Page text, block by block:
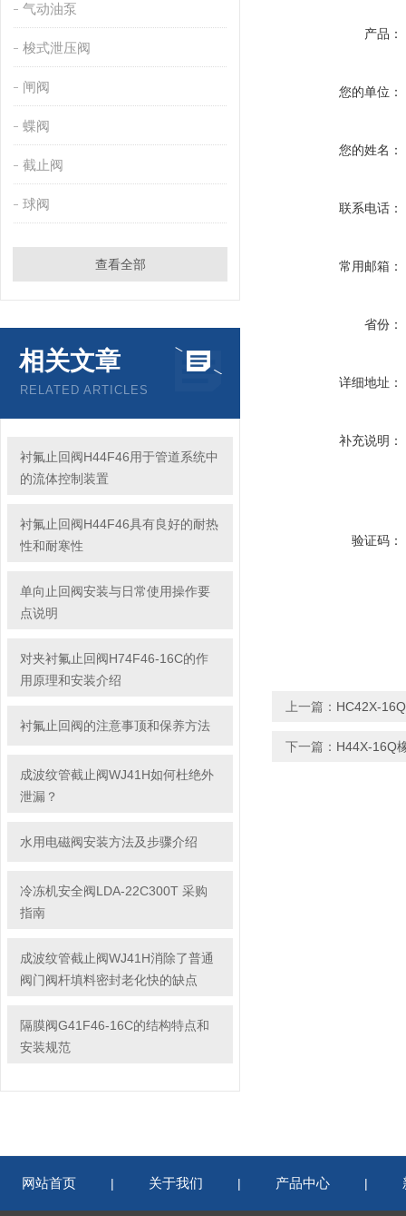
气动油泵
梭式泄压阀
闸阀
蝶阀
截止阀
球阀
查看全部
相关文章
RELATED ARTICLES
衬氟止回阀H44F46用于管道系统中
的流体控制装置
衬氟止回阀H44F46具有良好的耐热
性和耐寒性
单向止回阀安装与日常使用操作要
点说明
对夹衬氟止回阀H74F46-16C的作
用原理和安装介绍
衬氟止回阀的注意事顶和保养方法
成波纹管截止阀WJ41H如何杜绝外
泄漏？
水用电磁阀安装方法及步骤介绍
冷冻机安全阀LDA-22C300T 采购
指南
成波纹管截止阀WJ41H消除了普通
阀门阀杆填料密封老化快的缺点
隔膜阀G41F46-16C的结构特点和
安装规范
产品：
您的单位：
您的姓名：
联系电话：
常用邮箱：
省份：
详细地址：
补充说明：
验证码：
上一篇： HC42X-
下一篇： H44X-16Q
网站首页 | 关于我们 | 产品中心 |